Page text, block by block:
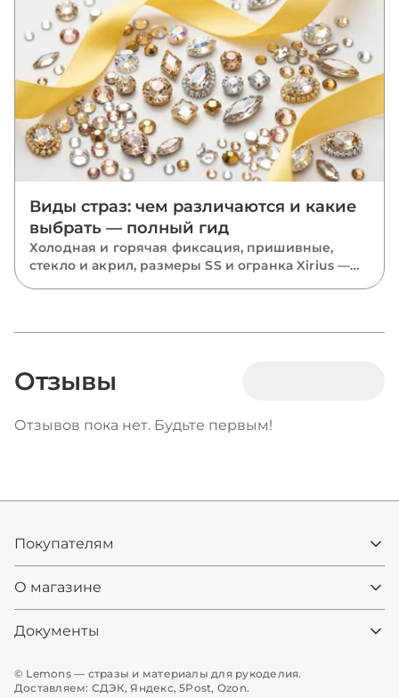
Виды страз: чем различаются и какие
выбрать — полный гид
Холодная и горячая фиксация, пришивные,
стекло и акрил, размеры SS и огранка Xirius —
Отзывы
Отзывов пока нет. Будьте первым!
Покупателям
О магазине
Документы
© Lemons — стразы и материалы для рукоделия.
Доставляем: СДЭК, Яндекс, 5Post, Ozon.